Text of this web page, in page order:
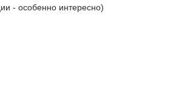
- особенно интересно)